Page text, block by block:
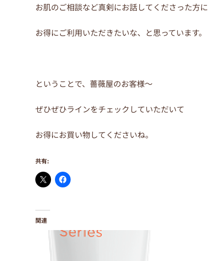
お肌のご相談など真剣にお話してくださった方に
お得にご利用いただきたいな、と思っています。
ということで、薔薇屋のお客様～
ぜひぜひラインをチェックしていただいて
お得にお買い物してくださいね。
共有:
関連